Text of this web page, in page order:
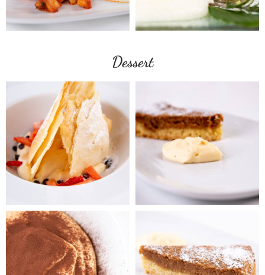
Dessert